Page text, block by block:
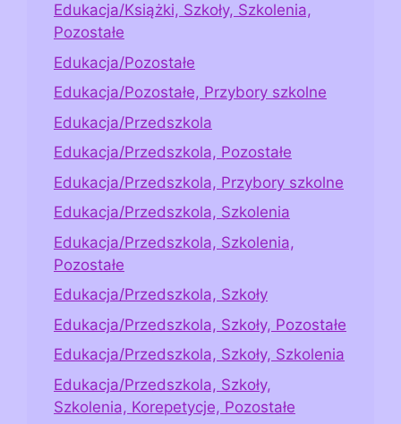
Edukacja/Książki, Szkoły, Szkolenia,
Pozostałe
Edukacja/Pozostałe
Edukacja/Pozostałe, Przybory szkolne
Edukacja/Przedszkola
Edukacja/Przedszkola, Pozostałe
Edukacja/Przedszkola, Przybory szkolne
Edukacja/Przedszkola, Szkolenia
Edukacja/Przedszkola, Szkolenia,
Pozostałe
Edukacja/Przedszkola, Szkoły
Edukacja/Przedszkola, Szkoły, Pozostałe
Edukacja/Przedszkola, Szkoły, Szkolenia
Edukacja/Przedszkola, Szkoły,
Szkolenia, Korepetycje, Pozostałe